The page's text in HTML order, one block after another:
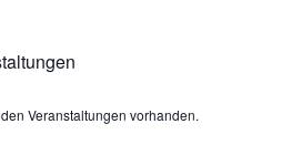
Veranstaltungen vorhanden.